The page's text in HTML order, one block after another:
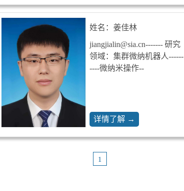
姓名：姜佳林
jiangjialin@sia.cn------- 研究
领域：集群微纳机器人------
----微纳米操作--
详情了解 →
1